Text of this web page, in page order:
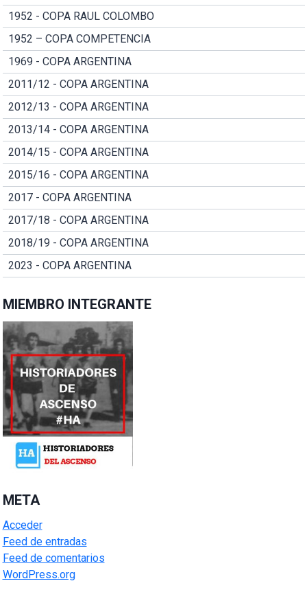
1952 - COPA RAUL COLOMBO
1952 – COPA COMPETENCIA
1969 - COPA ARGENTINA
2011/12 - COPA ARGENTINA
2012/13 - COPA ARGENTINA
2013/14 - COPA ARGENTINA
2014/15 - COPA ARGENTINA
2015/16 - COPA ARGENTINA
2017 - COPA ARGENTINA
2017/18 - COPA ARGENTINA
2018/19 - COPA ARGENTINA
2023 - COPA ARGENTINA
MIEMBRO INTEGRANTE
META
Acceder
Feed de entradas
Feed de comentarios
WordPress.org